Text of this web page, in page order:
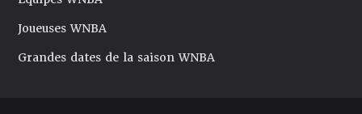
Joueuses WNBA
Grandes dates de la saison WNBA